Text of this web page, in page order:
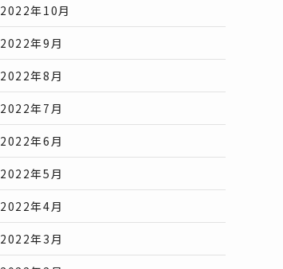
2022年10月
2022年9月
2022年8月
2022年7月
2022年6月
2022年5月
2022年4月
2022年3月